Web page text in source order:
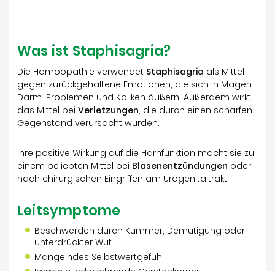
Was ist Staphisagria?
Die Homöopathie verwendet Staphisagria als Mittel
gegen zurückgehaltene Emotionen, die sich in Magen-
Darm-Problemen und Koliken äußern. Außerdem wirkt
das Mittel bei Verletzungen, die durch einen scharfen
Gegenstand verursacht wurden.
Ihre positive Wirkung auf die Harnfunktion macht sie zu
einem beliebten Mittel bei Blasenentzündungen oder
nach chirurgischen Eingriffen am Urogenitaltrakt.
Leitsymptome
Beschwerden durch Kummer, Demütigung oder
unterdrückter Wut
Mangelndes Selbstwertgefühl